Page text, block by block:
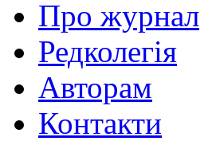
Про журнал
Редколегія
Авторам
Контакти